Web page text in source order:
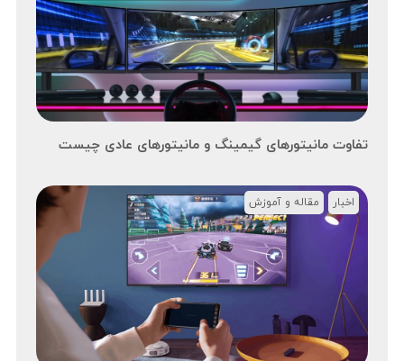
تفاوت مانیتورهای گیمینگ و مانیتورهای عادی چیست
اخبار مقاله و آموزش